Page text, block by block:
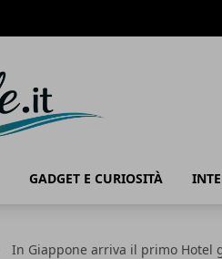
GADGET E CURIOSITÀ
In Giappone arriva il primo Hotel